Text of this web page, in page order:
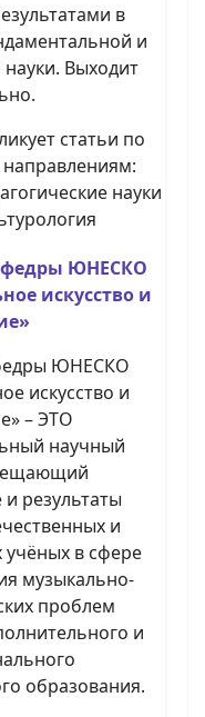
в
и
Выходит
статьи по
науки
ЮНЕСКО
искусство и
ЮНЕСКО
искусство и
– ЭТО
научный
результаты
и
в сфере
музыкально-
проблем
и
образования.